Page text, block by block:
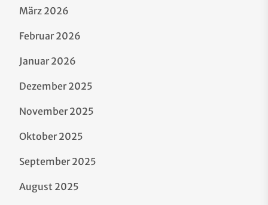
März 2026
Februar 2026
Januar 2026
Dezember 2025
November 2025
Oktober 2025
September 2025
August 2025